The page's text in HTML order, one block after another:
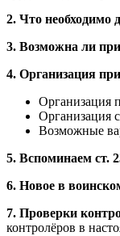
2. Что необходимо
3. Возможна ли
4. Организация
Организация
Организация
Возможные
5. Вспоминаем ст.
6. Новое в
7. Проверки
контролёров в